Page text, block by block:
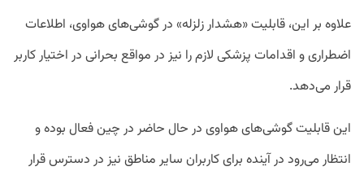
علاوه بر این، قابلیت «هشدار زلزله» در گوشی‌های هواوی، اطلاعات
اضطراری و اقدامات پزشکی لازم را نیز در مواقع بحرانی در اختیار کاربر
قرار می‌دهد.
این قابلیت گوشی‌های هواوی در حال حاضر در چین فعال بوده و
انتظار می‌رود در آینده برای کاربران سایر مناطق نیز در دسترس قرار